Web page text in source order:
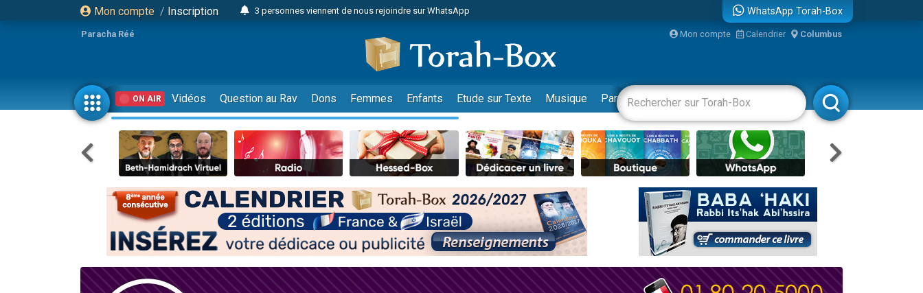
Mon compte / Inscription
3 personnes viennent de nous rejoindre sur WhatsApp
3 personnes viennent de faire un don pour 5 jours de vacances aux Orphelins
3 personnes viennent de faire un don pour Diane, 80 ans, dans un appartement insalubre
2 personnes viennent de nous rejoindre sur WhatsApp
13 personnes viennent de demander une bénédiction
30 personnes viennent de faire un don pour Sauvez la jambe de Yohan
Il reste 49 places pour étudier en groupe sur Zoom
12 nouvelles musiques dans Torah-Box Music
3 personnes viennent de nous rejoindre sur WhatsApp
2 personnes viennent de nous rejoindre sur WhatsApp
2 nouvelles musiques dans Torah-Box Music
3 personnes viennent de nous rejoindre sur WhatsApp
8 personnes viennent de faire un don pour Tsédaka : pauvres d'Israel
WhatsApp Torah-Box
Paracha Réé Mon compte Calendrier Columbus
ON AIR Vidéos Question au Rav Dons Femmes Enfants Etude sur Texte Musique Paracha Divertissements Livres Rabbanim